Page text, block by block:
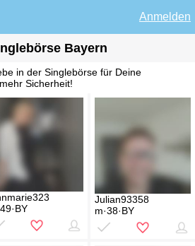
Anmelden
Bayern
in der Singlebörse für Deine
Sicherheit!
Julian93358
m·38·BY